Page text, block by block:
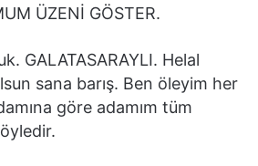
ÜZENİ GÖSTER.
GALATASARAYLI. Helal
sana barış. Ben öleyim her
göre adamım tüm